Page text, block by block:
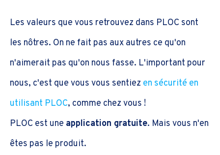
Les valeurs que vous retrouvez dans PLOC sont
les nôtres. On ne fait pas aux autres ce qu'on
n'aimerait pas qu'on nous fasse. L'important pour
nous, c'est que vous vous sentiez en sécurité en
utilisant PLOC, comme chez vous !
PLOC est une application gratuite. Mais vous n'en
êtes pas le produit.